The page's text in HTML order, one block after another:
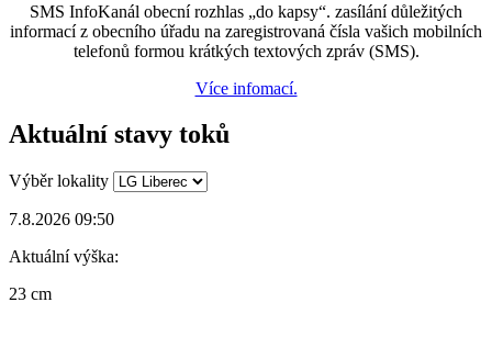
SMS InfoKanál obecní rozhlas „do kapsy“. zasílání důležitých
informací z obecního úřadu na zaregistrovaná čísla vašich mobilních
telefonů formou krátkých textových zpráv (SMS).
Více infomací.
Aktuální stavy toků
Výběr lokality
7.8.2026 09:50
Aktuální výška:
23 cm